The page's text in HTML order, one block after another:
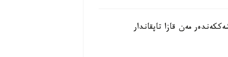
مەن قازا تاپقاندار